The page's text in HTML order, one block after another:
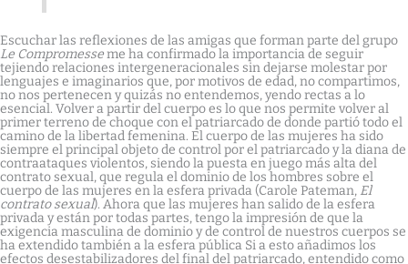
Escuchar las reflexiones de las amigas que forman parte del grupo
Le Compromesseme ha confirmado la importancia de seguir
tejiendo relaciones intergeneracionales sin dejarse molestar por
lenguajes e imaginarios que, por motivos de edad, no compartimos,
no nos pertenecen y quizás no entendemos, yendo rectas a lo
esencial. Volver a partir del cuerpo es lo que nos permite volver al
primer terreno de choque con el patriarcado de donde partió todo el
camino de la libertad femenina. El cuerpo de las mujeres ha sido
siempre el principal objeto de control por el patriarcado y la diana de
contraataques violentos, siendo la puesta en juego más alta del
contrato sexual, que regula el dominio de los hombres sobre el
cuerpo de las mujeres en la esfera privada (Carole Pateman, El
contrato sexual). Ahora que las mujeres han salido de la esfera
privada y están por todas partes, tengo la impresión de que la
exigencia masculina de dominio y de control de nuestros cuerpos se
ha extendido también a la esfera pública Si a esto añadimos los
efectos desestabilizadores del final del patriarcado, entendido como